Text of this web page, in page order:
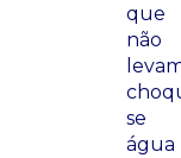
que
não
se
água